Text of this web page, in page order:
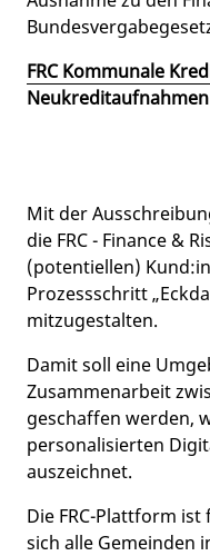
FRC Kommunale
Mit der
die FRC - Finance &
(potentiellen)
Prozessschritt
mitzugestalten.
Damit soll eine
Zusammenarbeit
geschaffen werden,
personalisierten
auszeichnet.
Die FRC-Plattform
sich alle Gemeinden